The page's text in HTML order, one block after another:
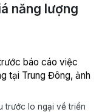
năng lượng
báo cáo việc
tại Trung Đông, ảnh
trước lo ngại về triển